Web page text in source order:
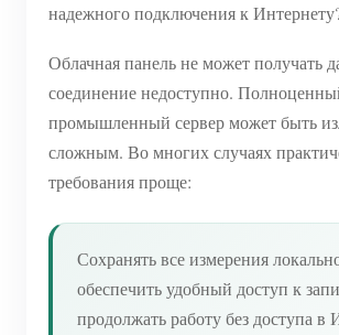
надежного подключения к
Облачная панель не может получать
соединение недоступно.
промышленный сервер может быть
сложным. Во многих случаях
требования проще:
Сохранять все измерения
обеспечить удобный доступ к
продолжать работу без доступа в